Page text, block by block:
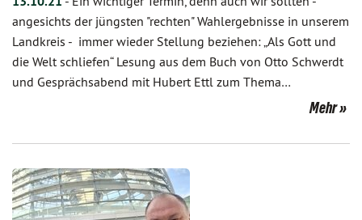
angesichts der jüngsten "rechten" Wahlergebnisse in unserem
Landkreis - immer wieder Stellung beziehen: „Als Gott und
die Welt schliefen“ Lesung aus dem Buch von Otto Schwerdt
und Gesprächsabend mit Hubert Ettl zum Thema…
Mehr